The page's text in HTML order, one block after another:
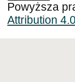
Powyższa
Attribution